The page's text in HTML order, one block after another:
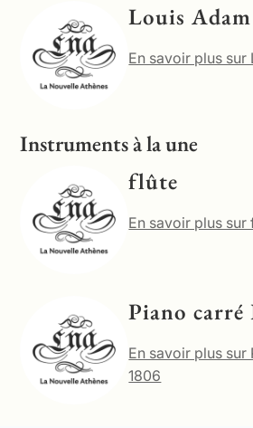
Louis Adam
En savoir plus sur
Instruments à la une
flûte
En savoir plus sur
Piano carré
En savoir plus sur
1806